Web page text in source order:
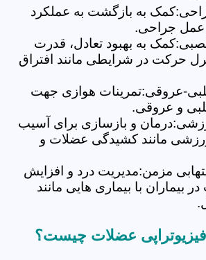
به بازگشت به عملکرد
عمل جراحی.
به بهبود تعادل، قدرت
حرکت در شرایطی مانند افتراق
عروقی:تمرینات هوازی جهت
و عروقی.
و بازسازی برای آسیب
مانند کشیدگی عضلات و
مزمن:مدیریت درد و افزایش
بیماران با بیماری هایی مانند
فیزیوتراپی عضلات چیست؟